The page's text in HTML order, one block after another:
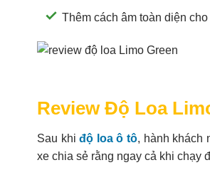
Thêm cách âm toàn diện
Review Độ Loa
Sau khiđộ loa ô tô, hành khách
xe chia sẻ rằng ngay cả khi chạy